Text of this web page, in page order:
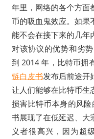
年里，网络的各个方面
币的吸血鬼效应。如果
能不会在接下来的几年
对该协议的优势和劣
到 2014 年，比特币拥
链白皮书发布后前途开
让人们能够在比特币生
损害比特币本身的风险
书展现了在低延迟、大
义者很高兴，因为超